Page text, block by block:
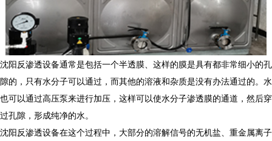
沈阳反渗透设备通常是包括一个半透膜、这样的膜是具有都非常细小的孔
隙的，只有水分子可以通过，而其他的溶液和杂质是没有办法通过的。水
也可以通过高压泵来进行加压，这样可以使水分子渗透膜的通道，然后穿
过孔隙，形成纯净的水。
沈阳反渗透设备在这个过程中，大部分的溶解信号的无机盐、重金属离子